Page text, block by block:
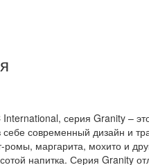
серия Granity –
себе современный дизайн и
ромы, маргарита, мохито и
напитка. Серия Granity